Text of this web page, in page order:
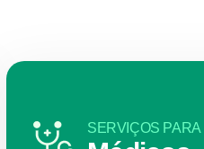
SERVIÇOS PARA